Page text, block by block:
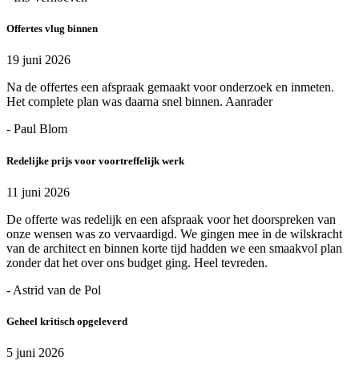
Offertes vlug binnen
19 juni 2026
Na de offertes een afspraak gemaakt voor onderzoek en inmeten.
Het complete plan was daarna snel binnen. Aanrader
- Paul Blom
Redelijke prijs voor voortreffelijk werk
11 juni 2026
De offerte was redelijk en een afspraak voor het doorspreken van
onze wensen was zo vervaardigd. We gingen mee in de wilskracht
van de architect en binnen korte tijd hadden we een smaakvol plan
zonder dat het over ons budget ging. Heel tevreden.
- Astrid van de Pol
Geheel kritisch opgeleverd
5 juni 2026